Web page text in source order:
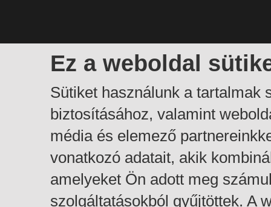
Ez a weboldal
Sütiket használunk a tartalmak
biztosításához, valamint
média és elemező
vonatkozó adatait, akik
amelyeket Ön adott meg
szolgáltatásokból gyűjtöttek. A